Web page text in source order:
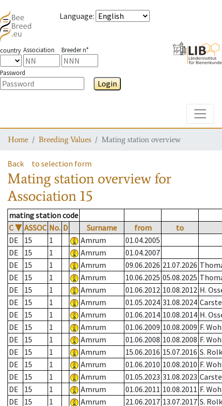
Language:
country Association Breeder n°
Password
Login
Home Breeding Values Mating station overview
Back to selection form
Mating station overviewfor
Association 15
mating station code
C ▼ ASSOC No. D Surname from
to
DE
15 1 Amrum
01.04.2005
DE
15 1 Amrum
01.04.2007
DE
15 1 Amrum 09.06.2026 21.07.2026
DE
15 1 Amrum 10.06.2025 05.08.2025
DE
15 1 Amrum 01.06.2012 10.08.2012 H.
DE
15 1 Amrum 01.05.2024 31.08.2024
DE
15 1 Amrum 01.06.2014 10.08.2014 H.
DE
15 1 Amrum 01.06.2009 10.08.2009 F.
DE
15 1 Amrum 01.06.2008 10.08.2008 F.
DE
15 1 Amrum 15.06.2016 15.07.2016 S.
DE
15 1 Amrum 01.06.2010 10.08.2010 F.
DE
15 1 Amrum 01.05.2023 31.08.2023
DE
15 1 Amrum 01.06.2011 10.08.2011 F.
DE
15 1 Amrum 21.06.2017 13.07.2017 S.